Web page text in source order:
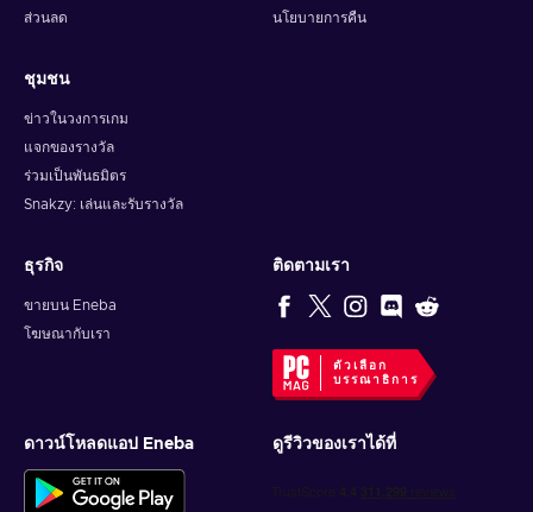
ส่วนลด
นโยบายการคืน
ชุมชน
ข่าวในวงการเกม
แจกของรางวัล
ร่วมเป็นพันธมิตร
Snakzy: เล่นและรับรางวัล
ธุรกิจ
ขายบน Eneba
โฆษณากับเรา
ติดตามเรา
ตัวเลือก
บรรณาธิการ
ดาวน์โหลดแอป Eneba ดูรีวิวของเราได้ที่